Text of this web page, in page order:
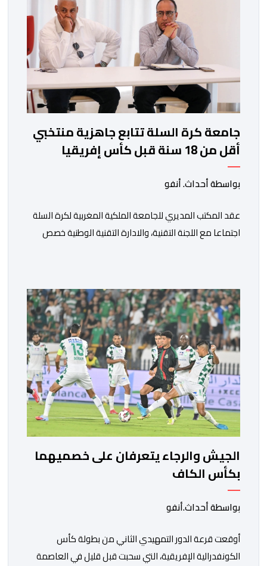
جامعة كرة السلة تتابع جاهزية منتخبي
أقل من 18 سنة قبل كأس إفريقيا
بواسطة أحداث. أنفو
عقد المكتب المديري للجامعة الملكية المغربية لكرة السلة
اجتماعا مع اللجنة التقنية، والادارة التقنية الوطنية خصص
الفترة الأخيرة. وشهد الاجتماع تقديم عرض مفصل حول
مشاركة المنتخبين الوطنيين لأقل من 18 سنة، إناثا وذكورا،
من طرف اللجنة التقنية التي واكبت كل […]
الجيش والرجاء يتعرفان على خصميهما
بكأس الكاف
بواسطة أحداث.أنفو
أوقعت قرعة الدور التمهيدي الثاني من بطولة كأس
الكونفدرالية الإفريقية، التي سحبت قبل قليل في العاصمة